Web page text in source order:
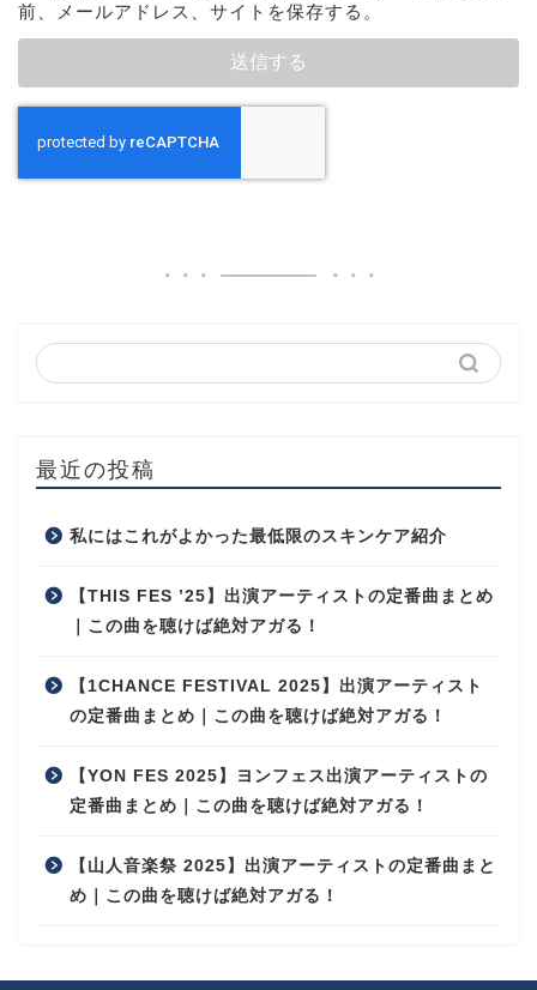
前、メールアドレス、サイトを保存する。
最近の投稿
私にはこれがよかった最低限のスキンケア紹介
【THIS FES ’25】出演アーティストの定番曲まとめ
｜この曲を聴けば絶対アガる！
【1CHANCE FESTIVAL 2025】出演アーティスト
の定番曲まとめ｜この曲を聴けば絶対アガる！
【YON FES 2025】ヨンフェス出演アーティストの
定番曲まとめ｜この曲を聴けば絶対アガる！
【山人音楽祭 2025】出演アーティストの定番曲まと
め｜この曲を聴けば絶対アガる！